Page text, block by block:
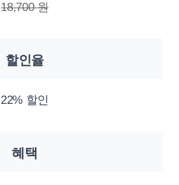
18,700 원
할인율
22% 할인
혜택